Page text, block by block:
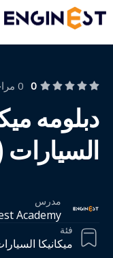
0 0 مراجعة
دبلومه
السيارات
مدرس
Academy
فئة
ميكانيكا